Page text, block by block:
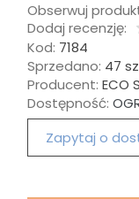
Obserwuj
Dodaj recenzję:
Kod: 7184
Sprzedano: 47
Producent: ECO
Dostępność:
Zapytaj o